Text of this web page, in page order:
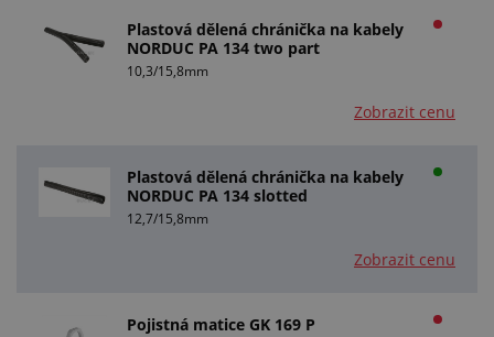
Plastová dělená chránička na kabely
NORDUC PA 134 two part
10,3/15,8mm
Zobrazit cenu
Plastová dělená chránička na kabely
NORDUC PA 134 slotted
12,7/15,8mm
Zobrazit cenu
Pojistná matice GK 169 P